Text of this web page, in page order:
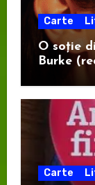
Carte
O soție
Burke
Carte